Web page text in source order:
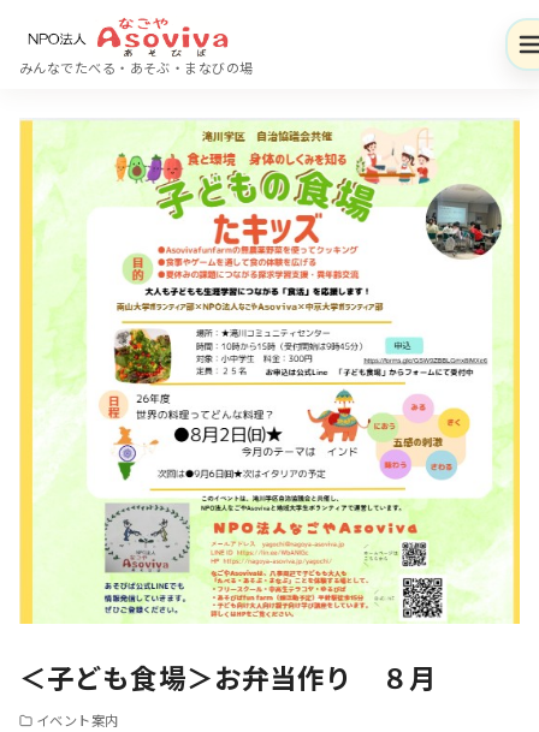
みんなでたべる・あそぶ・まなびの場
＜子ども食場＞お弁当作り ８月
イベント案内